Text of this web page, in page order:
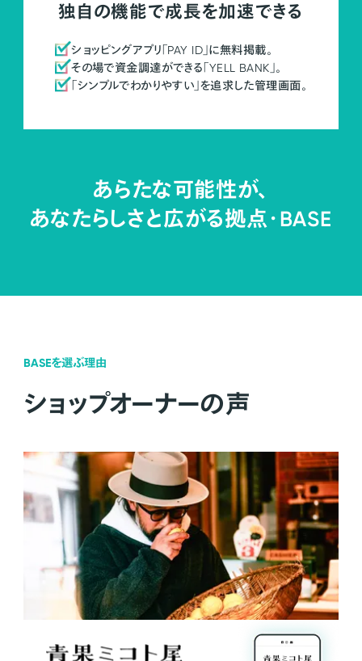
独自の機能で成長を加速できる
ショッピングアプリ「PAY ID」に無料掲載。
その場で資金調達ができる「YELL BANK」。
「シンプルでわかりやすい」を追求した管理画面。
あらたな可能性が、
あなたらしさと広がる拠点・BASE
BASEを選ぶ理由
ショップオーナーの声